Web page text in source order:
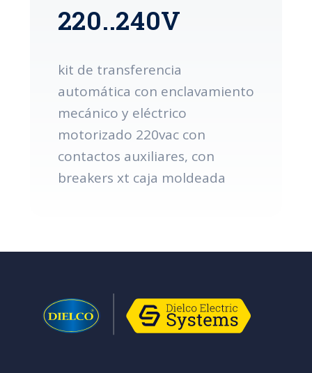
220..240V
kit de transferencia
automática con enclavamiento
mecánico y eléctrico
motorizado 220vac con
contactos auxiliares, con
breakers xt caja moldeada